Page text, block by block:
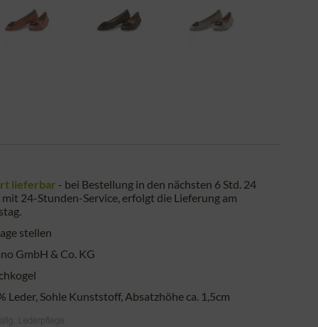
lieferbar - bei Bestellung in den nächsten 6 Std. 24
mit 24-Stunden-Service, erfolgt die Lieferung am
.
stellen
GmbH & Co. KG
Leder, Sohle Kunststoff, Absatzhöhe ca. 1,5cm